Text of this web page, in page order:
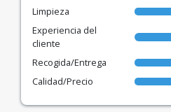
Limpieza
Experiencia del
cliente
Recogida/Entrega
Calidad/Precio